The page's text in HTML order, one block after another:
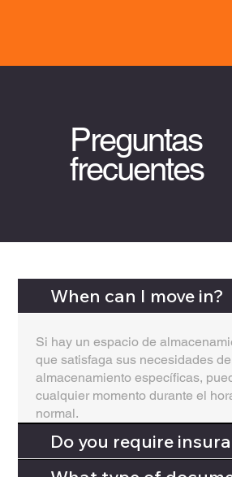
Preguntas
frecuentes
When can I move in?
Si hay un espacio de
que satisfaga sus necesidades de
almacenamiento específicas,
cualquier momento durante el
normal.
Do you require